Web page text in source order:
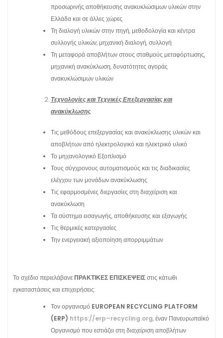
προσωρινής αποθήκευσης ανακυκλώσιμων υλικών στην
Ελλάδα και σε άλλες χώρες.
Τη διαλογή υλικών στην πηγή, μεθοδολογία και κέντρα
συλλογής υλικών, μηχανική διαλογή, συλλογή
Τη μεταφορά αποβλήτων στους σταθμούς μεταφόρτωσης,
μηχανική ανακύκλωση, δυνατότητες αγοράς
ανακυκλώσιμων υλικών
Τεχνολογίες και Τεχνικές Επεξεργασίας και
ανακύκλωσης
Τις μεθόδους επεξεργασίας και ανακύκλωσης υλικών και
αποβλήτων από ηλεκτρολογικό και ηλεκτρικό υλικό
Το μηχανολογικό Εξοπλισμό
Τους σύγχρονους αυτοματισμούς και τις διαδικασίες
ελέγχου των μονάδων ανακύκλωσης
Τις εφαρμοσμένες διεργασίες στη διαχείριση και
ανακύκλωση
Τα σύστημα εισαγωγής, αποθήκευσης και εξαγωγής
Τις θερμικές κατεργασίες
Την ενεργειακή αξιοποίηση απορριμμάτων
Το σχέδιο περιελάβανεΠΡΑΚΤΙΚΕΣΕΠΙΣΚΕΨΕΙΣστις κάτωθι
εγκαταστάσεις και επιχειρήσεις:
Τον οργανισμό EUROPEAN RECYCLING PLATFORM
(ERP) https://erp–recycling.org, έναν Πανευρωπαϊκό
Οργανισμό που εστιάζει στη διαχείριση αποβλήτων